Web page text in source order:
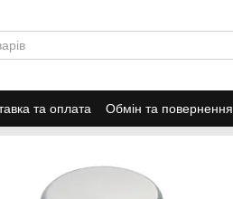
та оплата Обмін та повернення